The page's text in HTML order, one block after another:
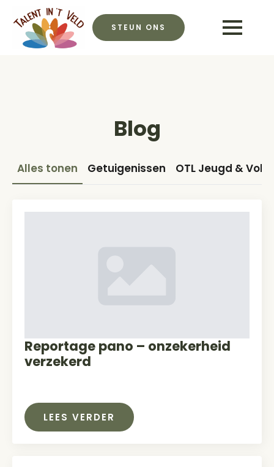
STEUN ONS
Blog
Alles tonen Getuigenissen OTL Jeugd &
Reportage pano – onzekerheid
verzekerd
LEES VERDER